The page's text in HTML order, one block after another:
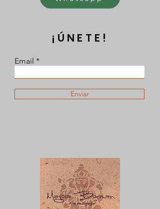
¡ÚNETE!
Email
Enviar